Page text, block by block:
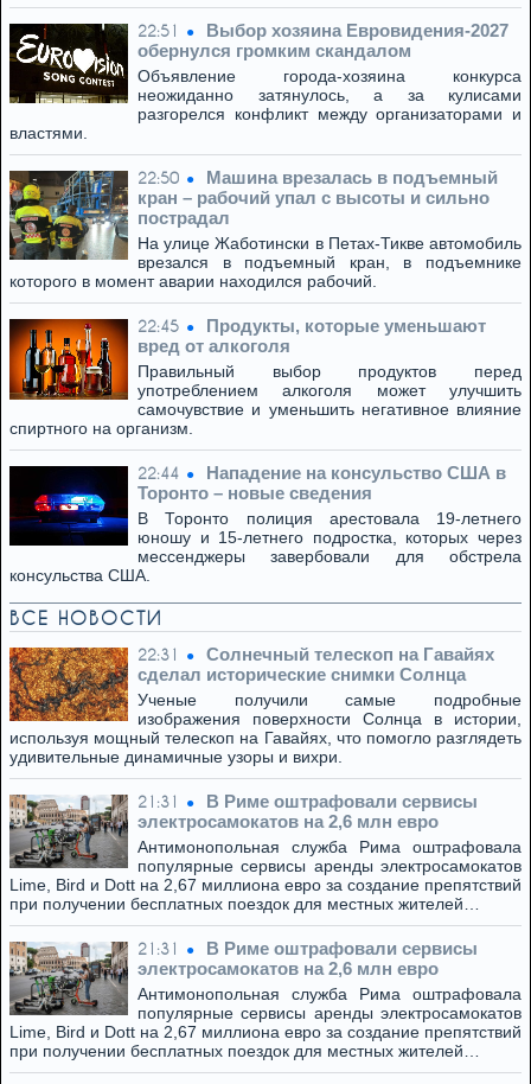
22:51
Выбор хозяина Евровидения-2027
обернулся громким скандалом
Объявление города-хозяина конкурса
неожиданно затянулось, а за кулисами
разгорелся конфликт между организаторами и
властями.
22:50
Машина врезалась в подъемный
кран – рабочий упал с высоты и сильно
пострадал
На улице Жаботински в Петах-Тикве автомобиль
врезался в подъемный кран, в подъемнике
которого в момент аварии находился рабочий.
22:45
Продукты, которые уменьшают
вред от алкоголя
Правильный выбор продуктов перед
употреблением алкоголя может улучшить
самочувствие и уменьшить негативное влияние
спиртного на организм.
22:44
Нападение на консульство США в
Торонто – новые сведения
В Торонто полиция арестовала 19-летнего
юношу и 15-летнего подростка, которых через
мессенджеры завербовали для обстрела
консульства США.
ВСЕ НОВОСТИ
22:31
Солнечный телескоп на Гавайях
сделал исторические снимки Солнца
Ученые получили самые подробные
изображения поверхности Солнца в истории,
используя мощный телескоп на Гавайях, что помогло разглядеть
удивительные динамичные узоры и вихри.
21:31
В Риме оштрафовали сервисы
электросамокатов на 2,6 млн евро
Антимонопольная служба Рима оштрафовала
популярные сервисы аренды электросамокатов
Lime, Bird и Dott на 2,67 миллиона евро за создание препятствий
при получении бесплатных поездок для местных жителей…
21:31
В Риме оштрафовали сервисы
электросамокатов на 2,6 млн евро
Антимонопольная служба Рима оштрафовала
популярные сервисы аренды электросамокатов
Lime, Bird и Dott на 2,67 миллиона евро за создание препятствий
при получении бесплатных поездок для местных жителей…